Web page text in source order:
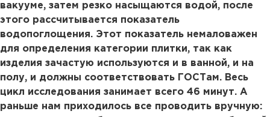
вакууме, затем резко насыщаются водой, после
этого рассчитывается показатель
водопоглощения. Этот показатель немаловажен
для определения категории плитки, так как
изделия зачастую используются и в ванной, и на
полу, и должны соответствовать ГОСТам. Весь
цикл исследования занимает всего 46 минут. А
раньше нам приходилось все проводить вручную: